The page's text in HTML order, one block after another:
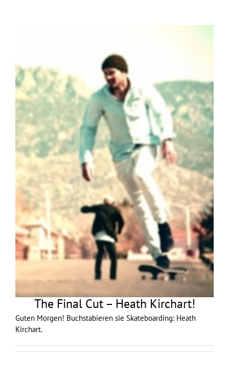
The Final Cut – Heath Kirchart!
Guten Morgen! Buchstabieren sie Skateboarding: Heath
Kirchart.